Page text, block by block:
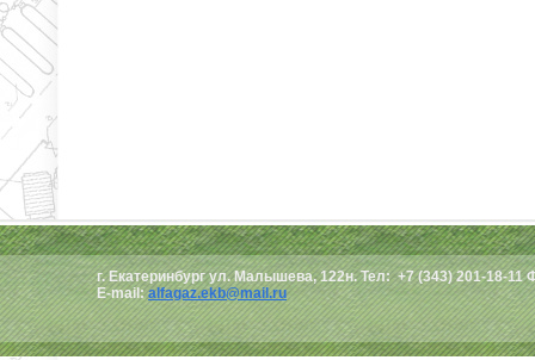
г. Екатеринбург ул. Малышева, 122н. Тел: +7 (343) 201-18-11
E-mail:alfagaz.ekb@mail.ru